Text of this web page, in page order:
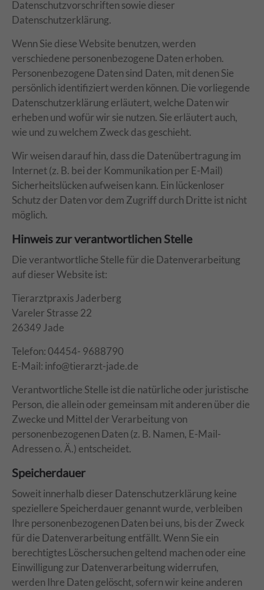
Datenschutzvorschriften sowie dieser
Datenschutzerklärung.
Wenn Sie diese Website benutzen, werden
verschiedene personenbezogene Daten erhoben.
Personenbezogene Daten sind Daten, mit denen Sie
persönlich identifiziert werden können. Die vorliegende
Datenschutzerklärung erläutert, welche Daten wir
erheben und wofür wir sie nutzen. Sie erläutert auch,
wie und zu welchem Zweck das geschieht.
Wir weisen darauf hin, dass die Datenübertragung im
Internet (z. B. bei der Kommunikation per E-Mail)
Sicherheitslücken aufweisen kann. Ein lückenloser
Schutz der Daten vor dem Zugriff durch Dritte ist nicht
möglich.
Hinweis zur verantwortlichen Stelle
Die verantwortliche Stelle für die Datenverarbeitung
auf dieser Website ist:
Tierarztpraxis Jaderberg
Vareler Strasse 22
26349 Jade
Telefon: 04454- 9688790
E-Mail: info@tierarzt-jade.de
Verantwortliche Stelle ist die natürliche oder juristische
Person, die allein oder gemeinsam mit anderen über die
Zwecke und Mittel der Verarbeitung von
personenbezogenen Daten (z. B. Namen, E-Mail-
Adressen o. Ä.) entscheidet.
Speicherdauer
Soweit innerhalb dieser Datenschutzerklärung keine
speziellere Speicherdauer genannt wurde, verbleiben
Ihre personenbezogenen Daten bei uns, bis der Zweck
für die Datenverarbeitung entfällt. Wenn Sie ein
berechtigtes Löschersuchen geltend machen oder eine
Einwilligung zur Datenverarbeitung widerrufen,
werden Ihre Daten gelöscht, sofern wir keine anderen